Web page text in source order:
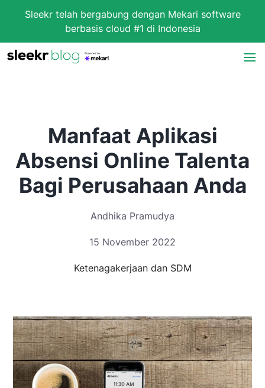
Sleekr telah bergabung dengan Mekari software
berbasis cloud #1 di Indonesia
Manfaat Aplikasi
Absensi Online Talenta
Bagi Perusahaan Anda
Andhika Pramudya
15 November 2022
Ketenagakerjaan dan SDM